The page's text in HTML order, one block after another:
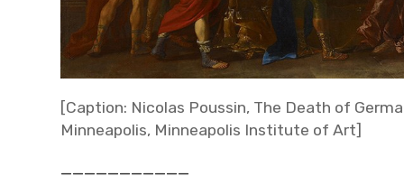
[Caption: Nicolas Poussin, The Death of
Minneapolis, Minneapolis Institute of Art]
___________